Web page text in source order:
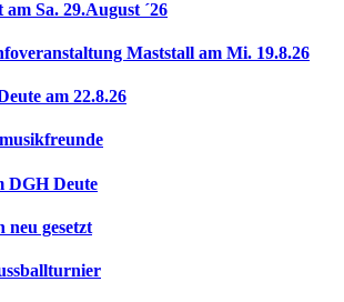
Sa. 29.August ´26
Maststall am Mi. 19.8.26
am 22.8.26
DGH Deute
neu gesetzt